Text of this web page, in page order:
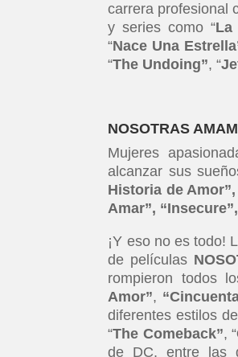
carrera profesional
y series como “La
“Nace Una
“The Undoing”, “
NOSOTRAS
Mujeres
alcanzar sus
Historia de
Amar”,
¡Y eso no es todo!
de películas
rompieron todos
Amor”,
diferentes estilos
“The Comeback”, “
de DC, entre las